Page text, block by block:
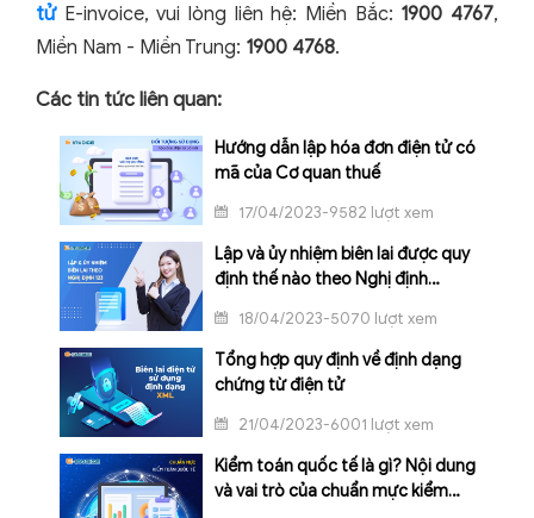
tửE-invoice, vui lòng liên hệ: Miền Bắc: 1900 4767,
Miền Nam - Miền Trung: 1900 4768.
Các tin tức liên quan:
Hướng dẫn lập hóa đơn điện tử có
mã của Cơ quan thuế
17/04/2023-9582 lượt xem
Lập và ủy nhiệm biên lai được quy
định thế nào theo Nghị định
18/04/2023-5070 lượt xem
Tổng hợp quy định về định dạng
chứng từ điện tử
21/04/2023-6001 lượt xem
Kiểm toán quốc tế là gì? Nội dung
và vai trò của chuẩn mực kiểm